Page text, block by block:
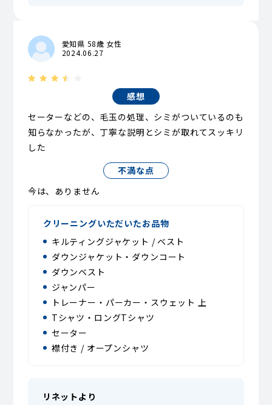
愛知県 58歳 女性
2024.06.27
感想
セーターなどの、毛玉の処理、シミがついているのも
知らなかったが、丁寧な説明とシミが取れてスッキリ
した
不満な点
今は、ありません
クリーニングいただいたお品物
キルティングジャケット / ベスト
ダウンジャケット・ダウンコート
ダウンベスト
ジャンパー
トレーナー・パーカー・スウェット 上
Tシャツ・ロングTシャツ
セーター
襟付き / オープンシャツ
リネットより